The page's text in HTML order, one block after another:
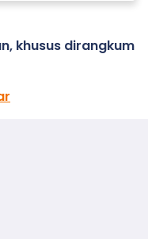
khusus dirangkum